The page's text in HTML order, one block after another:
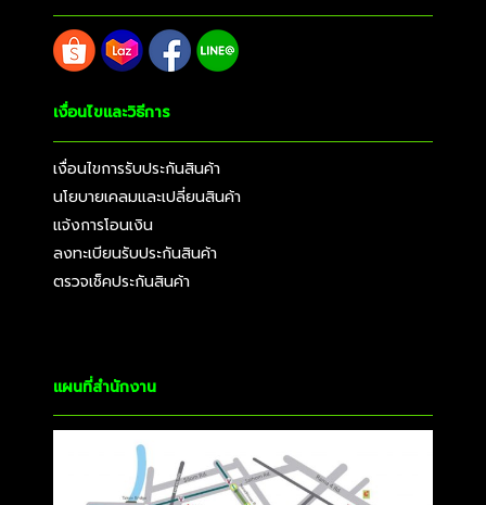
เงื่อนไขและวิธีการ
เงื่อนไขการรับประกันสินค้า
นโยบายเคลมและเปลี่ยนสินค้า
แจ้งการโอนเงิน
ลงทะเบียนรับประกันสินค้า
ตรวจเช็คประกันสินค้า
แผนที่สำนักงาน